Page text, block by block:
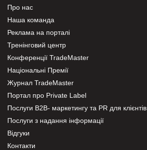
Про нас
Наша команда
Реклама на порталі
Тренінговий центр
Конференції TradeMaster
Національні Премії
Журнал TradeMaster
Портал про Private Label
Послуги В2В- маркетингу та PR для клієнтів
Послуги з надання інформації
Відгуки
Контакти